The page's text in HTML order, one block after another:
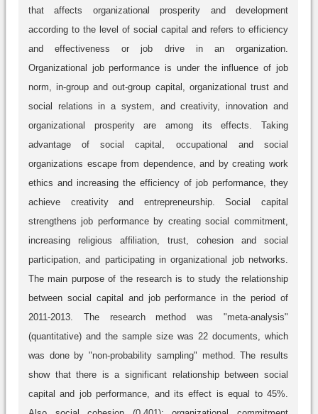
that affects organizational prosperity and development
according to the level of social capital and refers to efficiency
and effectiveness or job drive in an organization.
Organizational job performance is under the influence of job
norm, in-group and out-group capital, organizational trust and
social relations in a system, and creativity, innovation and
organizational prosperity are among its effects. Taking
advantage of social capital, occupational and social
organizations escape from dependence, and by creating work
ethics and increasing the efficiency of job performance, they
achieve creativity and entrepreneurship. Social capital
strengthens job performance by creating social commitment,
increasing religious affiliation, trust, cohesion and social
participation, and participating in organizational job networks.
The main purpose of the research is to study the relationship
between social capital and job performance in the period of
2011-2013. The research method was "meta-analysis"
(quantitative) and the sample size was 22 documents, which
was done by "non-probability sampling" method. The results
show that there is a significant relationship between social
capital and job performance, and its effect is equal to 45%.